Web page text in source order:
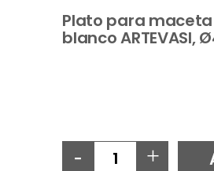
Plato para
blanco ARTEVASI,
- +